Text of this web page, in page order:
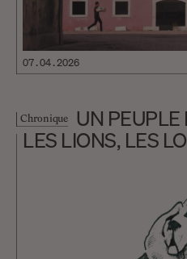
07.04.2026
Chronique
UN PEUPLE
LES LIONS, LES